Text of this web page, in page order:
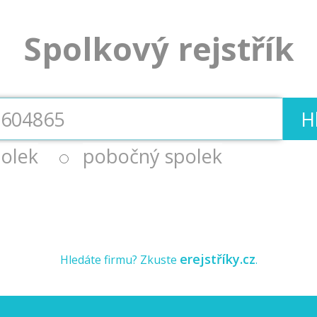
Spolkový rejstřík
pobočný spolek
Hledáte firmu? Zkuste erejstříky.cz.